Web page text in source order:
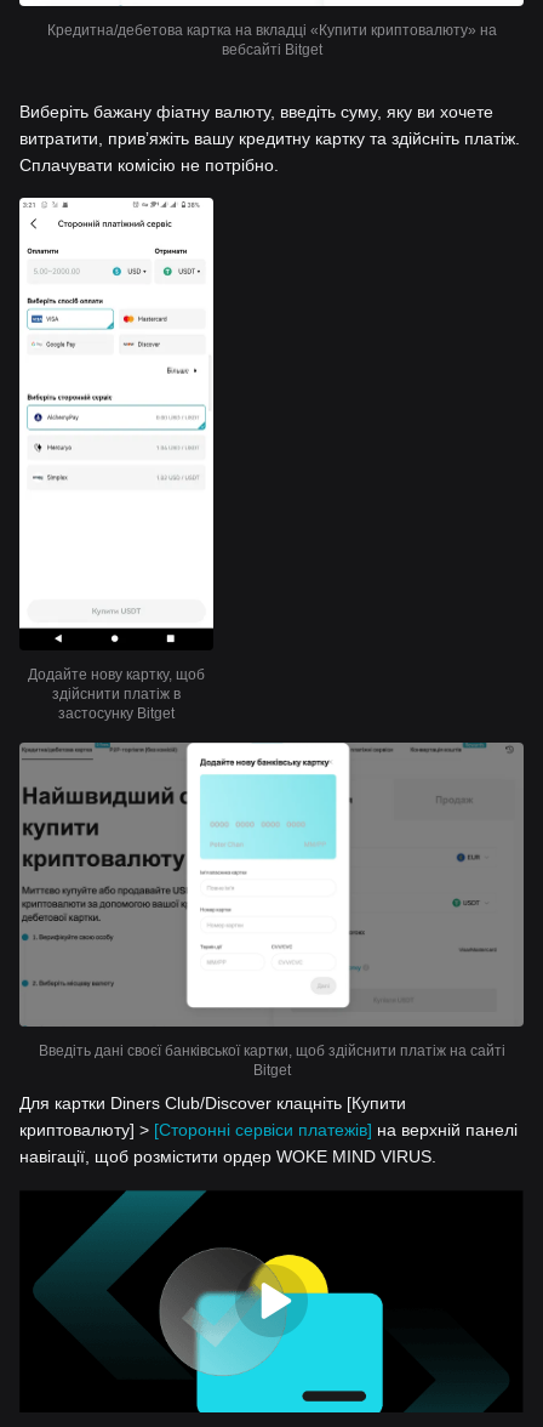
Кредитна/дебетова картка на вкладці «Купити криптовалюту» на
вебсайті Bitget
Виберіть бажану фіатну валюту, введіть суму, яку ви хочете
витратити, привʼяжіть вашу кредитну картку та здійсніть платіж.
Сплачувати комісію не потрібно.
Додайте нову картку, щоб
здійснити платіж в
застосунку Bitget
Введіть дані своєї банківської картки, щоб здійснити платіж на сайті
Bitget
Для картки Diners Club/Discover клацніть [Купити
криптовалюту] > [Сторонні сервіси платежів] на верхній панелі
навігації, щоб розмістити ордер WOKE MIND VIRUS.